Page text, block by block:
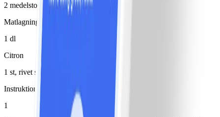
2 medelstor(t)/medelstora
Matlagningsyoghurt 8%
1 dl
Citron
1 st, rivet skal
Instruktioner
1